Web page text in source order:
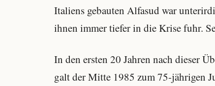
Italiens gebauten Alfasud war
ihnen immer tiefer in die Krise fuhr.
In den ersten 20 Jahren nach dieser
galt der Mitte 1985 zum 75-jährigen